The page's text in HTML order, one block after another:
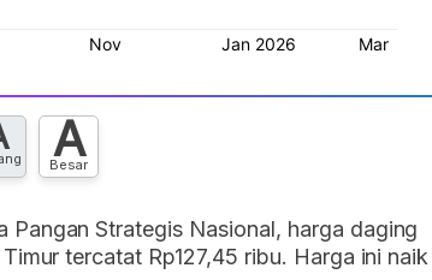
A
Besar
Pangan Strategis Nasional, harga daging
tercatat Rp127,45 ribu. Harga ini naik